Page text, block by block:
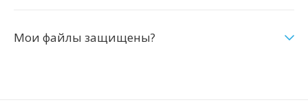
Мои файлы защищены?